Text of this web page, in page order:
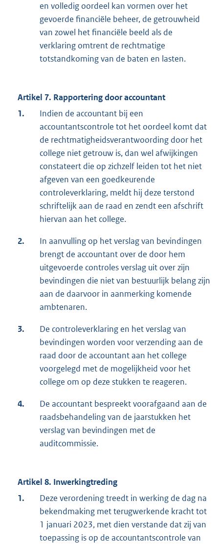
en volledig oordeel kan vormen over het
gevoerde financiële beheer, de getrouwheid
van zowel het financiële beeld als de
verklaring omtrent de rechtmatige
totstandkoming van de baten en lasten.
Artikel 7. Rapportering door accountant
1.
Indien de accountant bij een
accountantscontrole tot het oordeel komt dat
de rechtmatigheidsverantwoording door het
college niet getrouw is, dan wel afwijkingen
constateert die op zichzelf leiden tot het niet
afgeven van een goedkeurende
controleverklaring, meldt hij deze terstond
schriftelijk aan de raad en zendt een afschrift
hiervan aan het college.
2.
In aanvulling op het verslag van bevindingen
brengt de accountant over de door hem
uitgevoerde controles verslag uit over zijn
bevindingen die niet van bestuurlijk belang zijn
aan de daarvoor in aanmerking komende
ambtenaren.
3.
De controleverklaring en het verslag van
bevindingen worden voor verzending aan de
raad door de accountant aan het college
voorgelegd met de mogelijkheid voor het
college om op deze stukken te reageren.
4.
De accountant bespreekt voorafgaand aan de
raadsbehandeling van de jaarstukken het
verslag van bevindingen met de
auditcommissie.
Artikel 8. Inwerkingtreding
1.
Deze verordening treedt in werking de dag na
bekendmaking met terugwerkende kracht tot
1 januari 2023, met dien verstande dat zij van
toepassing is op de accountantscontrole van